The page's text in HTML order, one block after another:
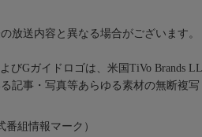
放送内容と異なる場合がございます。
びGガイドロゴは、米国TiVo Brands
記事・写真等あらゆる素材の無断複写
番組情報マーク）